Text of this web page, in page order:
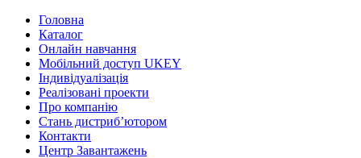
Головна
Каталог
Онлайн навчання
Мобільний доступ UKEY
Індивідуалізація
Реалізовані проекти
Про компанію
Стань дистриб’ютором
Контакти
Центр Завантажень